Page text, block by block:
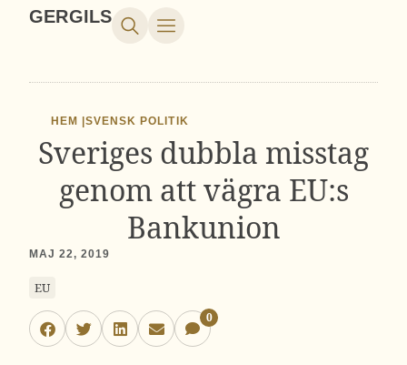
GERGILS
HEM |SVENSK POLITIK
Sveriges dubbla misstag
genom att vägra EU:s
Bankunion
MAJ 22, 2019
EU
0